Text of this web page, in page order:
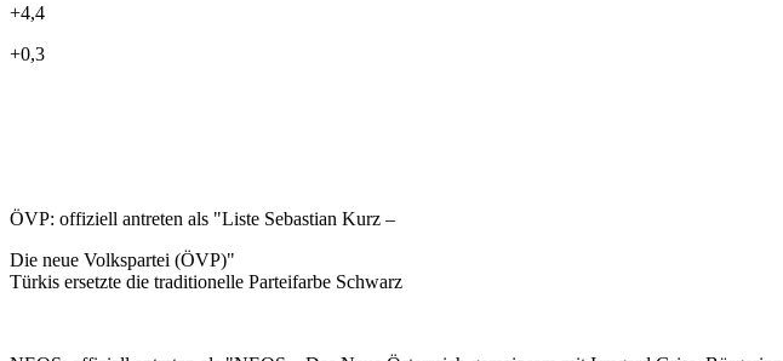
+4,4
+0,3
ÖVP: offiziell antreten als "Liste Sebastian Kurz –
Die neue Volkspartei (ÖVP)"
Türkis ersetzte die traditionelle Parteifarbe Schwarz